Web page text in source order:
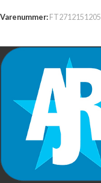
Varenummer: FT2712151205